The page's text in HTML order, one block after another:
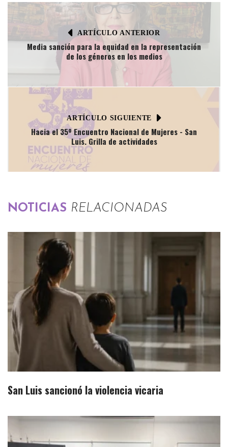
ARTÍCULO ANTERIOR
Media sanción para la equidad en la representación
de los géneros en los medios
ARTÍCULO SIGUIENTE
Hacia el 35º Encuentro Nacional de Mujeres - San
Luis. Grilla de actividades
NOTICIAS RELACIONADAS
San Luis sancionó la violencia vicaria